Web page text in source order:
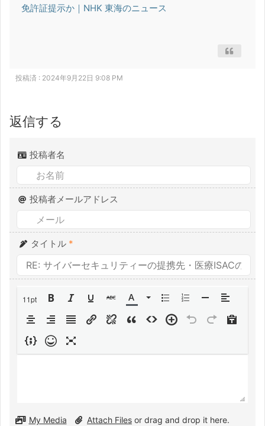
免許証提示か｜NHK 東海のニュース
投稿済 : 2024年9月22日 9:08 PM
返信する
投稿者名
投稿者メールアドレス
タイトル *
11pt
My Media Attach Files or drag and drop it here.